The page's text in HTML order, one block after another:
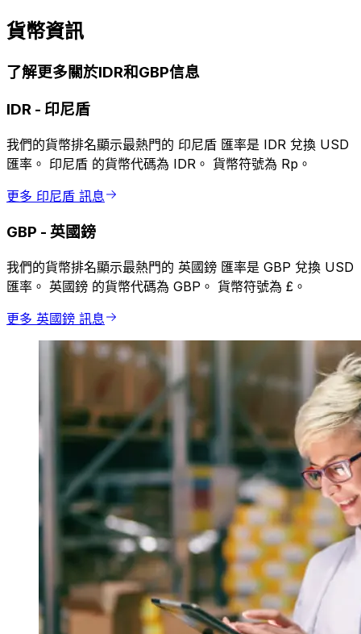
貨幣資訊
了解更多關於IDR和GBP信息
IDR - 印尼盾
我們的貨幣排名顯示最熱門的 印尼盾 匯率是 IDR 兌換 USD
匯率。 印尼盾 的貨幣代碼為 IDR。 貨幣符號為 Rp。
更多 印尼盾 訊息
GBP - 英國鎊
我們的貨幣排名顯示最熱門的 英國鎊 匯率是 GBP 兌換 USD
匯率。 英國鎊 的貨幣代碼為 GBP。 貨幣符號為 £。
更多 英國鎊 訊息